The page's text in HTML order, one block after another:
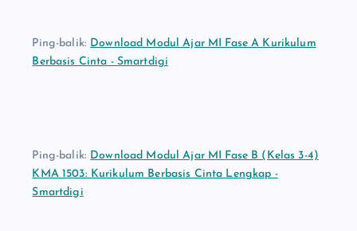
Ping-balik: Download Modul Ajar MI Fase A Kurikulum
Berbasis Cinta - Smartdigi
Ping-balik: Download Modul Ajar MI Fase B (Kelas 3-4)
KMA 1503: Kurikulum Berbasis Cinta Lengkap -
Smartdigi